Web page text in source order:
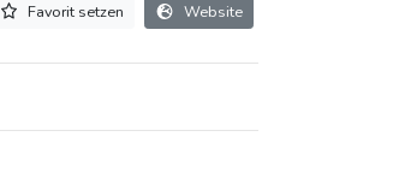
Favorit setzen Website